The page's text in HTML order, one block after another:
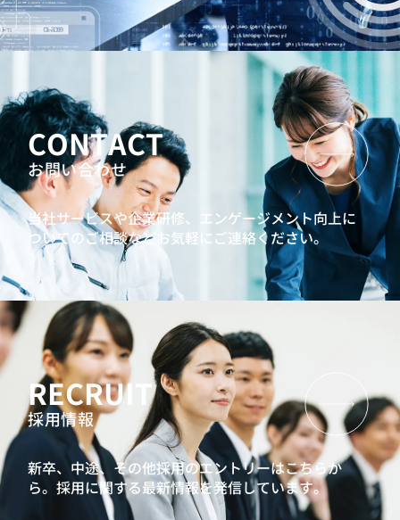
CONTACT
お問い合わせ
当社サービスや企業研修、エンゲージメント向上に
ついてのご相談などお気軽にご連絡ください。
RECRUIT
採用情報
新卒、中途、その他採用のエントリーはこちらか
ら。採用に関する最新情報を発信しています。